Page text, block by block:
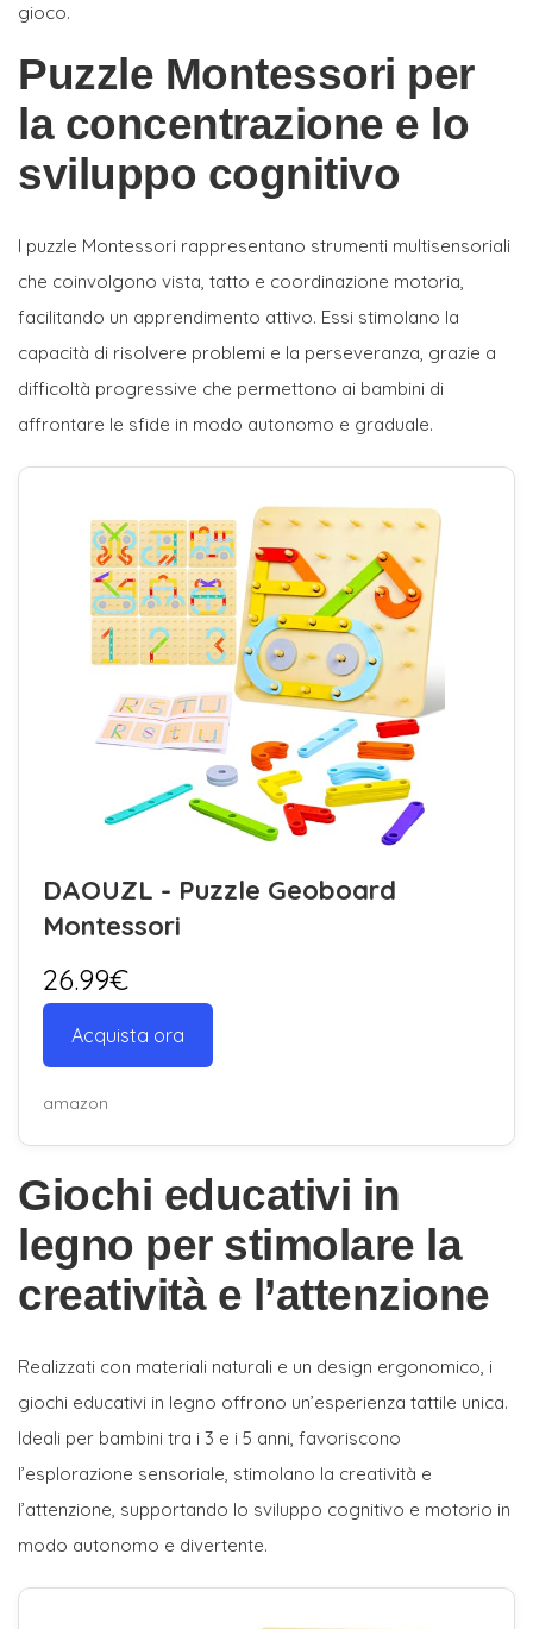
gioco.
Puzzle Montessori per
la concentrazione e lo
sviluppo cognitivo
I puzzle Montessori rappresentano strumenti multisensoriali
che coinvolgono vista, tatto e coordinazione motoria,
facilitando un apprendimento attivo. Essi stimolano la
capacità di risolvere problemi e la perseveranza, grazie a
difficoltà progressive che permettono ai bambini di
affrontare le sfide in modo autonomo e graduale.
DAOUZL - Puzzle Geoboard
Montessori
26.99€
Acquista ora
amazon
Giochi educativi in
legno per stimolare la
creatività e l’attenzione
Realizzati con materiali naturali e un design ergonomico, i
giochi educativi in legno offrono un’esperienza tattile unica.
Ideali per bambini tra i 3 e i 5 anni, favoriscono
l’esplorazione sensoriale, stimolano la creatività e
l’attenzione, supportando lo sviluppo cognitivo e motorio in
modo autonomo e divertente.